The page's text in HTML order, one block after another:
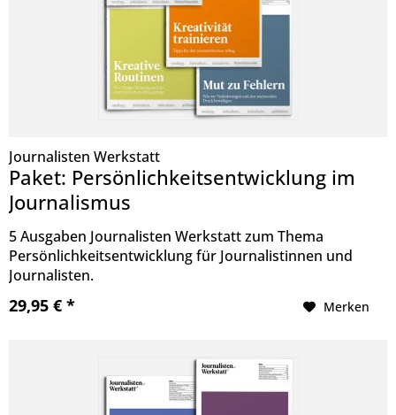
Journalisten Werkstatt
Paket: Persönlichkeitsentwicklung im
Journalismus
5 Ausgaben Journalisten Werkstatt zum Thema
Persönlichkeitsentwicklung für Journalistinnen und
Journalisten.
29,95 € * Merken